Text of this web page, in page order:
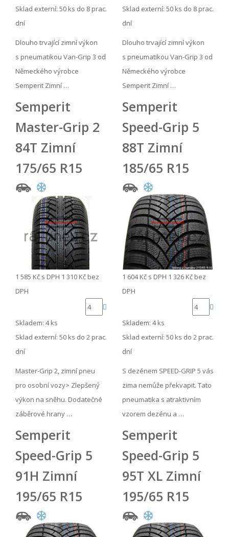
Sklad externí: 50 ks do 8 prac.
dní
Dlouho trvající zimní výkon
s pneumatikou Van-Grip 3 od
Německého výrobce
Semperit Zimní …
Sklad externí: 50 ks do 8 prac.
dní
Dlouho trvající zimní výkon
s pneumatikou Van-Grip 3 od
Německého výrobce
Semperit Zimní …
Semperit
Master-Grip 2
84T Zimní
175/65 R15
1 585 Kč s DPH 1 310 Kč bez
DPH
Skladem: 4 ks
Sklad externí: 50 ks do 2 prac.
dní
Master-Grip 2, zimní pneu
pro osobní vozy> Zlepšený
výkon na sněhu. Dodatečné
záběrové hrany …
Semperit
Speed-Grip 5
88T Zimní
185/65 R15
1 604 Kč s DPH 1 326 Kč bez
DPH
Skladem: 4 ks
Sklad externí: 50 ks do 2 prac.
dní
S dezénem SPEED-GRIP 5 vás
zima nemůže překvapit. Tato
pneumatika s atraktivním
vzorem dezénu a …
Semperit
Speed-Grip 5
91H Zimní
195/65 R15
Semperit
Speed-Grip 5
95T XL Zimní
195/65 R15